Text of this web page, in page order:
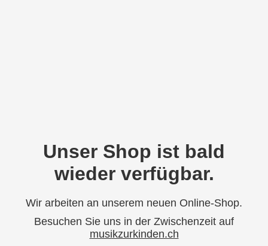
Unser Shop ist bald
wieder verfügbar.
Wir arbeiten an unserem neuen Online-Shop.
Besuchen Sie uns in der Zwischenzeit auf
musikzurkinden.ch